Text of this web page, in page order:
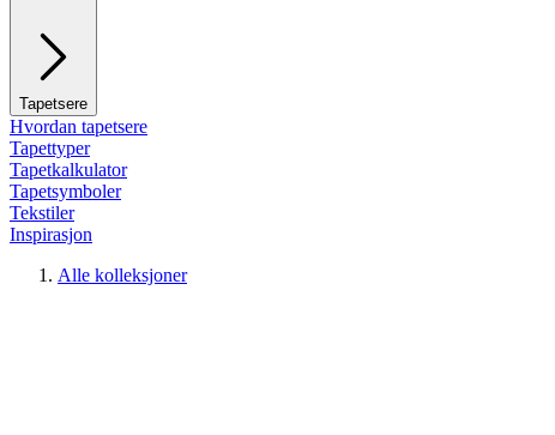
Tapetsere
Hvordan tapetsere
Tapettyper
Tapetkalkulator
Tapetsymboler
Tekstiler
Inspirasjon
Alle kolleksjoner